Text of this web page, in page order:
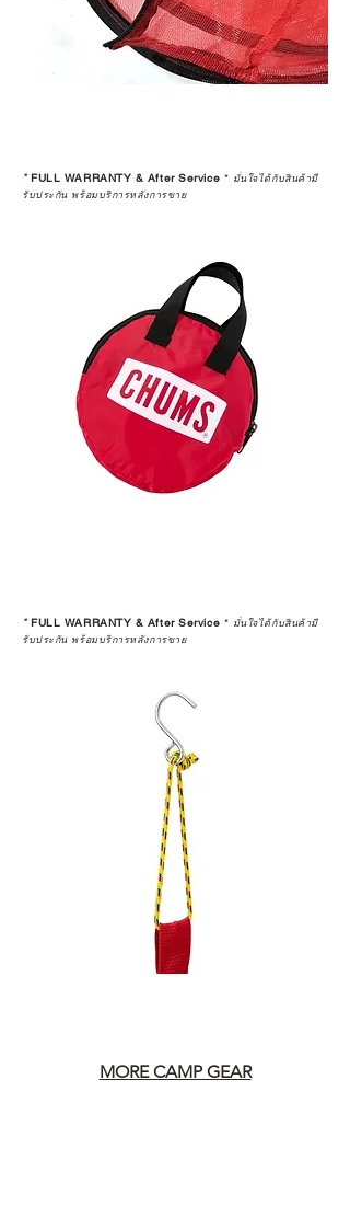
*FULL WARRANTY & After Service * มั่นใจได้กับสินค้ามี
รับประกัน พร้อมบริการหลังการขาย
*FULL WARRANTY & After Service * มั่นใจได้กับสินค้ามี
รับประกัน พร้อมบริการหลังการขาย
MORE CAMP GEAR